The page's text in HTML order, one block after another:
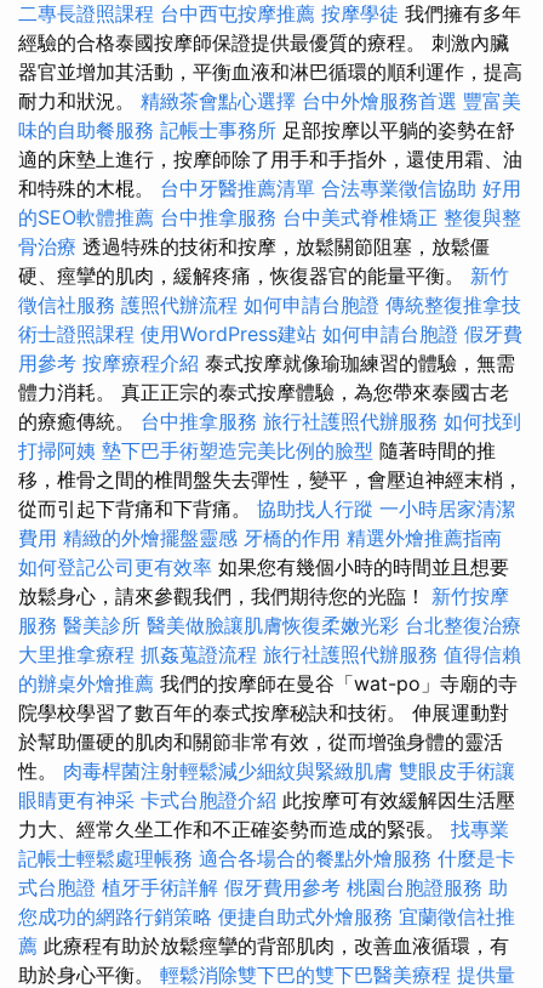
二專長證照課程 台中西屯按摩推薦 按摩學徒 我們擁有多年
經驗的合格泰國按摩師保證提供最優質的療程。 刺激內臟
器官並增加其活動，平衡血液和淋巴循環的順利運作，提高
耐力和狀況。 精緻茶會點心選擇 台中外燴服務首選 豐富美
味的自助餐服務 記帳士事務所 足部按摩以平躺的姿勢在舒
適的床墊上進行，按摩師除了用手和手指外，還使用霜、油
和特殊的木棍。 台中牙醫推薦清單 合法專業徵信協助 好用
的SEO軟體推薦 台中推拿服務 台中美式脊椎矯正 整復與整
骨治療 透過特殊的技術和按摩，放鬆關節阻塞，放鬆僵
硬、痙攣的肌肉，緩解疼痛，恢復器官的能量平衡。 新竹
徵信社服務 護照代辦流程 如何申請台胞證 傳統整復推拿技
術士證照課程 使用WordPress建站 如何申請台胞證 假牙費
用參考 按摩療程介紹 泰式按摩就像瑜珈練習的體驗，無需
體力消耗。 真正正宗的泰式按摩體驗，為您帶來泰國古老
的療癒傳統。 台中推拿服務 旅行社護照代辦服務 如何找到
打掃阿姨 墊下巴手術塑造完美比例的臉型 隨著時間的推
移，椎骨之間的椎間盤失去彈性，變平，會壓迫神經末梢，
從而引起下背痛和下背痛。 協助找人行蹤 一小時居家清潔
費用 精緻的外燴擺盤靈感 牙橋的作用 精選外燴推薦指南
如何登記公司更有效率 如果您有幾個小時的時間並且想要
放鬆身心，請來參觀我們，我們期待您的光臨！ 新竹按摩
服務 醫美診所 醫美做臉讓肌膚恢復柔嫩光彩 台北整復治療
大里推拿療程 抓姦蒐證流程 旅行社護照代辦服務 值得信賴
的辦桌外燴推薦 我們的按摩師在曼谷「wat-po」寺廟的寺
院學校學習了數百年的泰式按摩秘訣和技術。 伸展運動對
於幫助僵硬的肌肉和關節非常有效，從而增強身體的靈活
性。 肉毒桿菌注射輕鬆減少細紋與緊緻肌膚 雙眼皮手術讓
眼睛更有神采 卡式台胞證介紹 此按摩可有效緩解因生活壓
力大、經常久坐工作和不正確姿勢而造成的緊張。 找專業
記帳士輕鬆處理帳務 適合各場合的餐點外燴服務 什麼是卡
式台胞證 植牙手術詳解 假牙費用參考 桃園台胞證服務 助
您成功的網路行銷策略 便捷自助式外燴服務 宜蘭徵信社推
薦 此療程有助於放鬆痙攣的背部肌肉，改善血液循環，有
助於身心平衡。 輕鬆消除雙下巴的雙下巴醫美療程 提供量